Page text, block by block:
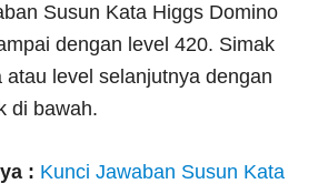
Susun Kata Higgs Domino
dengan level 420. Simak
atau level selanjutnya dengan
di bawah.
: Kunci Jawaban Susun Kata